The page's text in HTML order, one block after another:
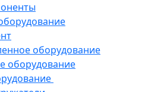
оборудование
оборудование